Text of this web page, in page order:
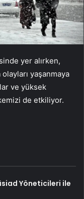
yer alırken,
yaşanmaya
ve yüksek
de etkiliyor.
Yöneticileri ile